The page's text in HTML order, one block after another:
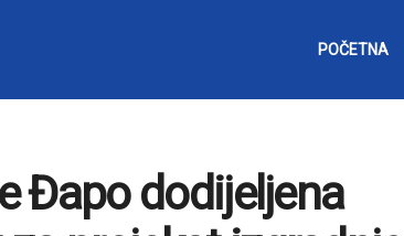
POČETNA
Đapo dodijeljena